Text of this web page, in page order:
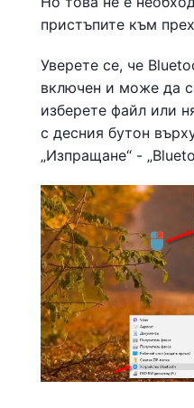
пристъпите към
Уверете се, че
включен и може да
изберете файл или
с десния бутон
„Изпращане“ -